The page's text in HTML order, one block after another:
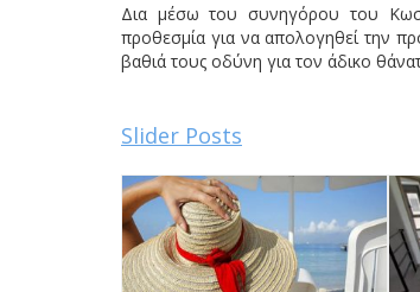
Δια μέσω του συνηγόρου του
προθεσμία για να απολογηθεί την
βαθιά τους οδύνη για τον άδικο
Slider Posts